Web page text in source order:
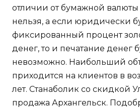
отличии от бумажной валюты
нельзя, а если юридически
фиксированный процент
денег, то и печатание денег
невозможно. Наибольший
приходится на клиентов в
лет. Станаболик со скидкой
продажа Архангельск.